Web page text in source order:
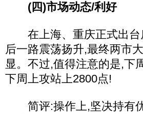
(四)市场动态/利好
在上海、重庆正式出台
后一路震荡扬升,最终两市
显。不过,值得注意的是,下
下周上攻站上2800点!
简评:操作上,坚决持有优